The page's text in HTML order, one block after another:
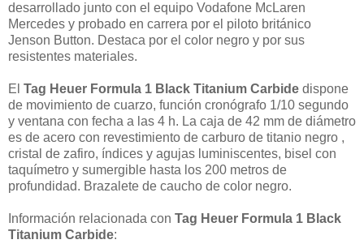
desarrollado junto con el equipo Vodafone McLaren
Mercedes y probado en carrera por el piloto británico
Jenson Button. Destaca por el color negro y por sus
resistentes materiales.
El Tag Heuer Formula 1 Black Titanium Carbide dispone
de movimiento de cuarzo, función cronógrafo 1/10 segundo
y ventana con fecha a las 4 h. La caja de 42 mm de diámetro
es de acero con revestimiento de carburo de titanio negro ,
cristal de zafiro, índices y agujas luminiscentes, bisel con
taquímetro y sumergible hasta los 200 metros de
profundidad. Brazalete de caucho de color negro.
Información relacionada con Tag Heuer Formula 1 Black
Titanium Carbide: